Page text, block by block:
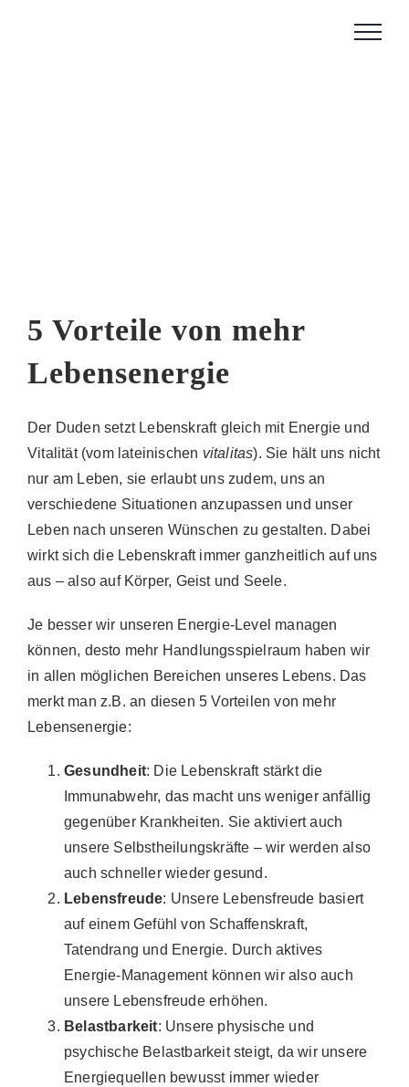
5 Vorteile von mehr
Lebensenergie
Der Duden setzt Lebenskraft gleich mit Energie und
Vitalität (vom lateinischen vitalitas). Sie hält uns nicht
nur am Leben, sie erlaubt uns zudem, uns an
verschiedene Situationen anzupassen und unser
Leben nach unseren Wünschen zu gestalten. Dabei
wirkt sich die Lebenskraft immer ganzheitlich auf uns
aus – also auf Körper, Geist und Seele.
Je besser wir unseren Energie-Level managen
können, desto mehr Handlungsspielraum haben wir
in allen möglichen Bereichen unseres Lebens. Das
merkt man z.B. an diesen 5 Vorteilen von mehr
Lebensenergie:
Gesundheit: Die Lebenskraft stärkt die
Immunabwehr, das macht uns weniger anfällig
gegenüber Krankheiten. Sie aktiviert auch
unsere Selbstheilungskräfte – wir werden also
auch schneller wieder gesund.
Lebensfreude: Unsere Lebensfreude basiert
auf einem Gefühl von Schaffenskraft,
Tatendrang und Energie. Durch aktives
Energie-Management können wir also auch
unsere Lebensfreude erhöhen.
Belastbarkeit: Unsere physische und
psychische Belastbarkeit steigt, da wir unsere
Energiequellen bewusst immer wieder